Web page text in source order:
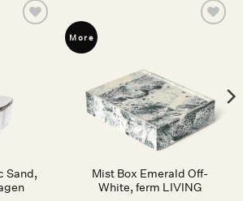
Sand,
More
Mist Box Emerald Off-
White, ferm LIVING